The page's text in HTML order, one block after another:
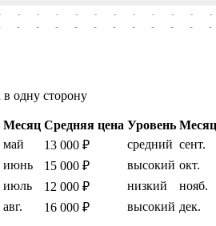
-
-
-
-
-
-
-
-
-
-
-
-
-
-
-
-
-
-
-
-
-
-
одну сторону
Месяц Средняя цена Уровень Месяц
май 13 000 ₽ средний сент.
июнь 15 000 ₽ высокий окт.
июль 12 000 ₽ низкий нояб.
авг. 16 000 ₽ высокий дек.